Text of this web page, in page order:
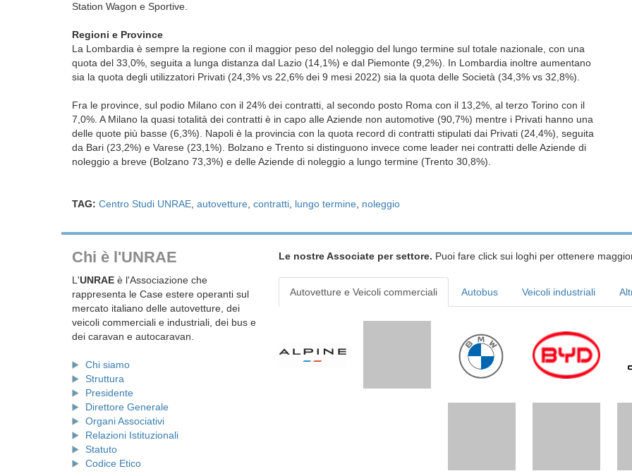
Station Wagon e Sportive.
Regioni e Province
La Lombardia è sempre la regione con il maggior peso del noleggio del lungo termine sul totale nazionale, con una
quota del 33,0%, seguita a lunga distanza dal Lazio (14,1%) e dal Piemonte (9,2%). In Lombardia inoltre aumentano
sia la quota degli utilizzatori Privati (24,3% vs 22,6% dei 9 mesi 2022) sia la quota delle Società (34,3% vs 32,8%).
Fra le province, sul podio Milano con il 24% dei contratti, al secondo posto Roma con il 13,2%, al terzo Torino con il
7,0%. A Milano la quasi totalità dei contratti è in capo alle Aziende non automotive (90,7%) mentre i Privati hanno una
delle quote più basse (6,3%). Napoli è la provincia con la quota record di contratti stipulati dai Privati (24,4%), seguita
da Bari (23,2%) e Varese (23,1%). Bolzano e Trento si distinguono invece come leader nei contratti delle Aziende di
noleggio a breve (Bolzano 73,3%) e delle Aziende di noleggio a lungo termine (Trento 30,8%).
TAG: Centro Studi UNRAE, autovetture, contratti, lungo termine, noleggio
Chi è l'UNRAE
L'UNRAE è l'Associazione che
rappresenta le Case estere operanti sul
mercato italiano delle autovetture, dei
veicoli commerciali e industriali, dei bus e
dei caravan e autocaravan.
Chi siamo
Struttura
Presidente
Direttore Generale
Organi Associativi
Relazioni Istituzionali
Statuto
Codice Etico
Le nostre Associate per settore. Puoi fare click sui loghi per ottenere
Autovetture e Veicoli commerciali Autobus Veicoli industriali